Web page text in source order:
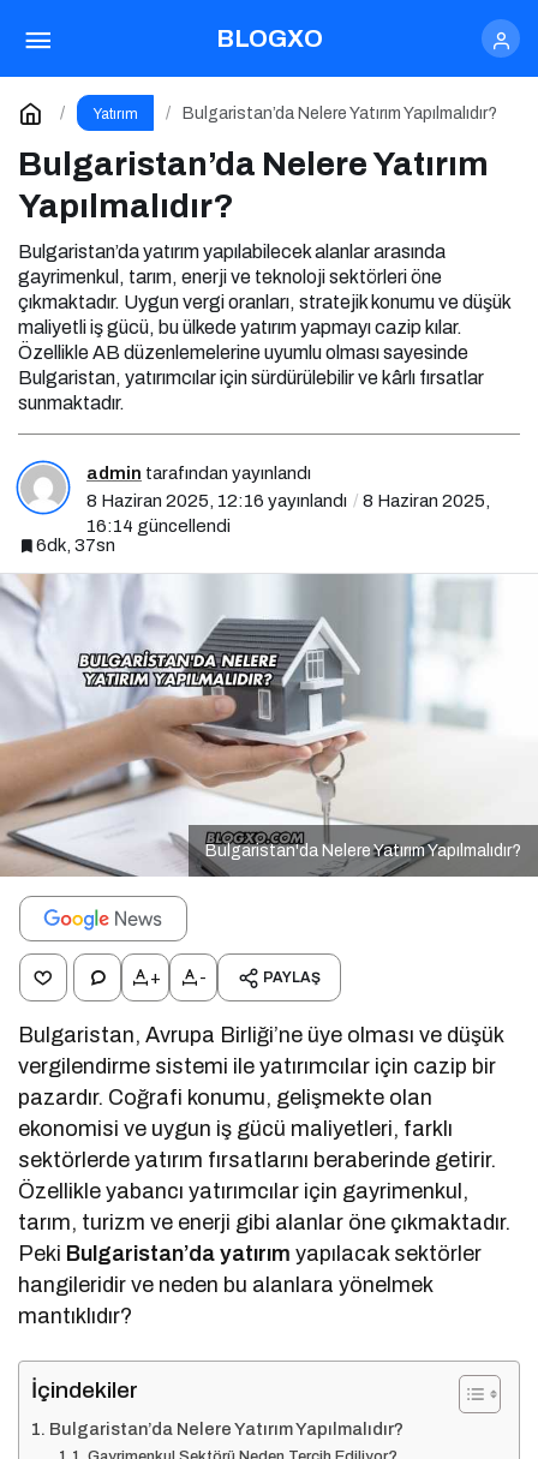
BLOGXO
Yatırım Bulgaristan’da Nelere Yatırım Yapılmalıdır?
Bulgaristan’da Nelere Yatırım
Yapılmalıdır?
Bulgaristan’da yatırım yapılabilecek alanlar arasında
gayrimenkul, tarım, enerji ve teknoloji sektörleri öne
çıkmaktadır. Uygun vergi oranları, stratejik konumu ve düşük
maliyetli iş gücü, bu ülkede yatırım yapmayı cazip kılar.
Özellikle AB düzenlemelerine uyumlu olması sayesinde
Bulgaristan, yatırımcılar için sürdürülebilir ve kârlı fırsatlar
sunmaktadır.
admin tarafından yayınlandı
8 Haziran 2025, 12:16 yayınlandı
8 Haziran 2025,
16:14 güncellendi
6dk, 37sn
Bulgaristan'da Nelere Yatırım Yapılmalıdır?
+ - PAYLAŞ
Bulgaristan, Avrupa Birliği’ne üye olması ve düşük
vergilendirme sistemi ile yatırımcılar için cazip bir
pazardır. Coğrafi konumu, gelişmekte olan
ekonomisi ve uygun iş gücü maliyetleri, farklı
sektörlerde yatırım fırsatlarını beraberinde getirir.
Özellikle yabancı yatırımcılar için gayrimenkul,
tarım, turizm ve enerji gibi alanlar öne çıkmaktadır.
Peki Bulgaristan’da yatırım yapılacak sektörler
hangileridir ve neden bu alanlara yönelmek
mantıklıdır?
İçindekiler
Bulgaristan’da Nelere Yatırım Yapılmalıdır?
Bulgaristan’da Nelere Yatırım Yapılmalıdır?
Yorum Yap